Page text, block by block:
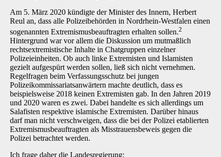
Am 5. März 2020 kündigte der Minister des Innern, Herbert
Reul an, dass alle Polizeibehörden in Nordrhein-Westfalen einen
sogenannten Extremismusbeauftragten erhalten sollen.2
Hintergrund war vor allem die Diskussion um mutmaßlich
rechtsextremistische Inhalte in Chatgruppen einzelner
Polizeieinheiten. Ob auch linke Extremisten und Islamisten
gezielt aufgespürt werden sollen, ließ sich nicht vernehmen.
Regelfragen beim Verfassungsschutz bei jungen
Polizeikommissariatsanwärtern machte deutlich, dass es
beispielsweise 2018 keinen Extremisten gab. In den Jahren 2019
und 2020 waren es zwei. Dabei handelte es sich allerdings um
Salafisten respektive islamische Extremisten. Darüber hinaus
darf man nicht verschweigen, dass die bei der Polizei etablierten
Extremismusbeauftragten als Misstrauensbeweis gegen die
Polizei betrachtet werden.
Ich frage daher die Landesregierung: